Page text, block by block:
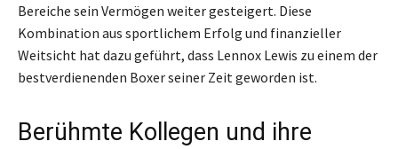
Bereiche sein Vermögen weiter gesteigert. Diese
Kombination aus sportlichem Erfolg und finanzieller
Weitsicht hat dazu geführt, dass Lennox Lewis zu einem der
bestverdienenden Boxer seiner Zeit geworden ist.
Berühmte Kollegen und ihre